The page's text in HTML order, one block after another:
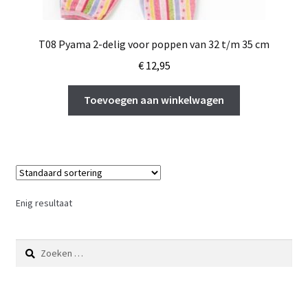
T08 Pyama 2-delig voor poppen van 32 t/m 35 cm
€12,95
Toevoegen aan winkelwagen
Enig resultaat
Zoeken
naar: